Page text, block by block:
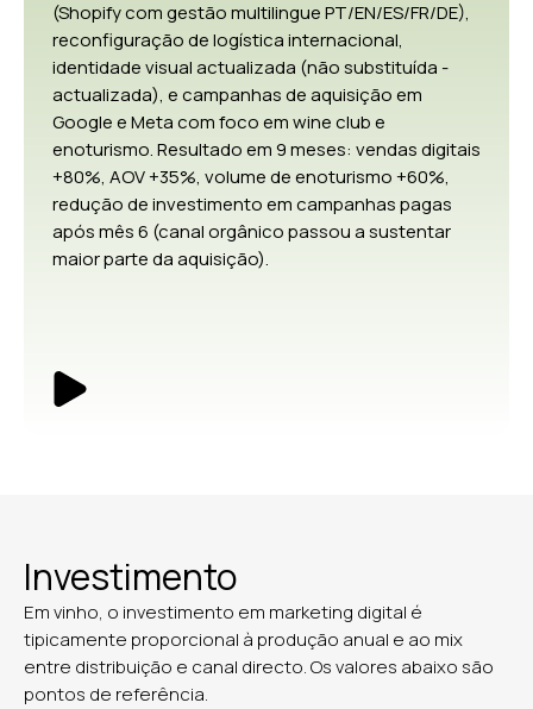
(Shopify com gestão multilingue PT/EN/ES/FR/DE),
reconfiguração de logística internacional,
identidade visual actualizada (não substituída -
actualizada), e campanhas de aquisição em
Google e Meta com foco em wine club e
enoturismo. Resultado em 9 meses: vendas digitais
+80%, AOV +35%, volume de enoturismo +60%,
redução de investimento em campanhas pagas
após mês 6 (canal orgânico passou a sustentar
maior parte da aquisição).
Investimento
Em vinho, o investimento em marketing digital é
tipicamente proporcional à produção anual e ao mix
entre distribuição e canal directo. Os valores abaixo são
pontos de referência.